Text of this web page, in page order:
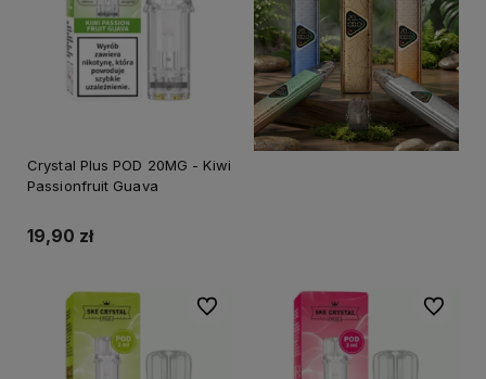
Crystal Plus POD 20MG - Kiwi
Passionfruit Guava
19,90 zł
Do ulubionych Do